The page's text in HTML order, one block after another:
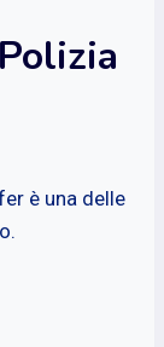
è una delle